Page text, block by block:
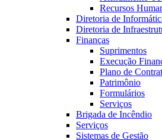
Recursos
Diretoria de
Diretoria de
Finanças
Suprimentos
Execução
Plano de
Patrimônio
Formulários
Serviços
Brigada de Incêndio
Serviços
Sistemas de Gestão